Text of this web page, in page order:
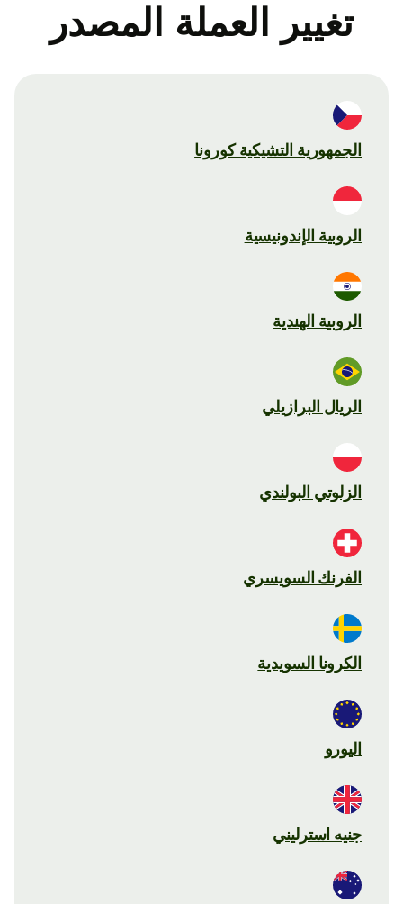
تغيير العملة المصدر
الجمهورية التشيكية كورونا
الروبية الإندونيسية
الروبية الهندية
الريال البرازيلي
الزلوتي البولندي
الفرنك السويسري
الكرونا السويدية
اليورو
جنيه استرليني